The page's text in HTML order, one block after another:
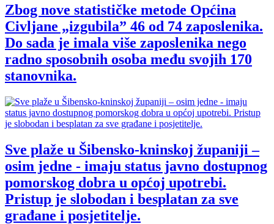
Zbog nove statističke metode Općina
Civljane „izgubila” 46 od 74 zaposlenika.
Do sada je imala više zaposlenika nego
radno sposobnih osoba među svojih 170
stanovnika.
Sve plaže u Šibensko-kninskoj županiji –
osim jedne - imaju status javno dostupnog
pomorskog dobra u općoj upotrebi.
Pristup je slobodan i besplatan za sve
građane i posjetitelje.